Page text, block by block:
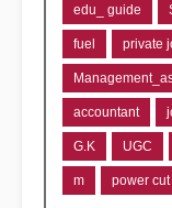
edu_ guide
fuel private
accountant
G.K UGC
m power cut